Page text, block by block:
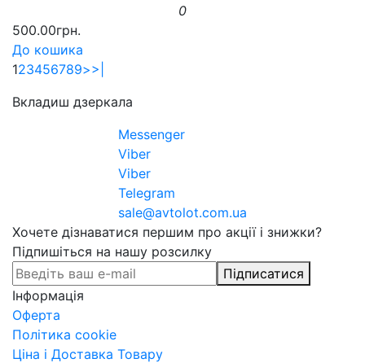
0
500.00грн.
До кошика
123456789>>|
Вкладиш дзеркала
Messenger
Viber
Viber
Telegram
sale@avtolot.com.ua
Хочете дізнаватися першим про акції і знижки?
Підпишіться на нашу розсилку
Підписатися
Інформація
Оферта
Політика cookie
Ціна і Доставка Товару